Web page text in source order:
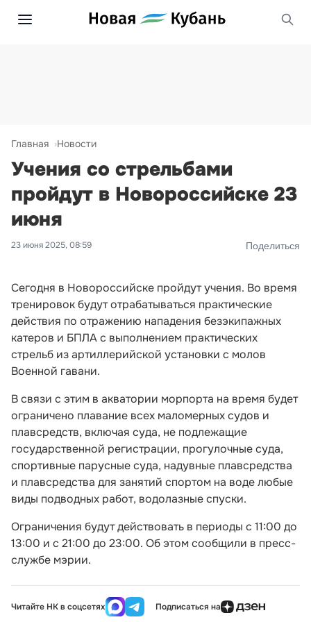
Главная Новости
Учения со стрельбами
пройдут в Новороссийске 23
июня
23 июня 2025, 08:59 Поделиться
Сегодня в Новороссийске пройдут учения. Во время
тренировок будут отрабатываться практические
действия по отражению нападения безэкипажных
катеров и БПЛА с выполнением практических
стрельб из артиллерийской установки с молов
Военной гавани.
В связи с этим в акватории морпорта на время будет
ограничено плавание всех маломерных судов и
плавсредств, включая суда, не подлежащие
государственной регистрации, прогулочные суда,
спортивные парусные суда, надувные плавсредства
и плавсредства для занятий спортом на воде любые
виды подводных работ, водолазные спуски.
Ограничения будут действовать в периоды с 11:00 до
13:00 и с 21:00 до 23:00. Об этом сообщили в пресс-
службе мэрии.
Читайте НК в соцсетях Подписаться на